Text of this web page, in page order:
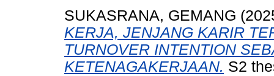
SUKASRANA, GEMANG
KERJA, JENJANG KARIR
TURNOVER INTENTION
KETENAGAKERJAAN. S2